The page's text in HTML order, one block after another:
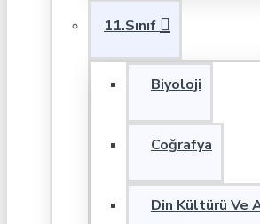
11.Sınıf
Biyoloji
Coğrafya
Din Kültürü Ve